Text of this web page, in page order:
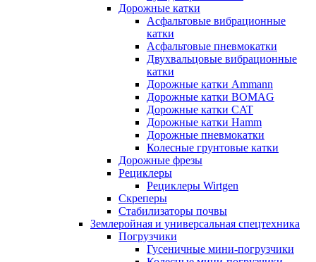
Дорожные катки
Асфальтовые вибрационные
катки
Асфальтовые пневмокатки
Двухвальцовые вибрационные
катки
Дорожные катки Ammann
Дорожные катки BOMAG
Дорожные катки CAT
Дорожные катки Hamm
Дорожные пневмокатки
Колесные грунтовые катки
Дорожные фрезы
Рециклеры
Рециклеры Wirtgen
Скреперы
Стабилизаторы почвы
Землеройная и универсальная спецтехника
Погрузчики
Гусеничные мини-погрузчики